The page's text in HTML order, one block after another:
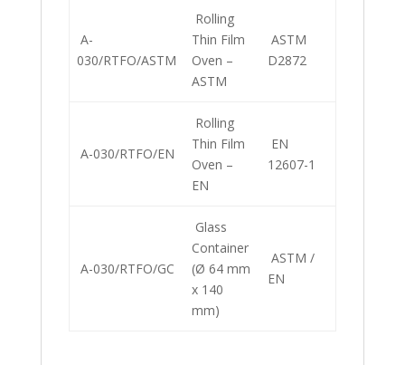
A-
030/RTFO/ASTM
Rolling
Thin Film
Oven –
ASTM
ASTM
D2872
A-030/RTFO/EN
Rolling
Thin Film
Oven –
EN
EN
12607-1
A-030/RTFO/GC
Glass
Container
(Ø 64 mm
x 140
mm)
ASTM /
EN